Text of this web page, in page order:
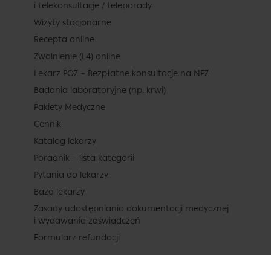
i telekonsultacje / teleporady
Wizyty stacjonarne
Recepta online
Zwolnienie (L4) online
Lekarz POZ – Bezpłatne konsultacje na NFZ
Badania laboratoryjne (np. krwi)
Pakiety Medyczne
Cennik
Katalog lekarzy
Poradnik – lista kategorii
Pytania do lekarzy
Baza lekarzy
Zasady udostępniania dokumentacji medycznej
i wydawania zaświadczeń
Formularz refundacji